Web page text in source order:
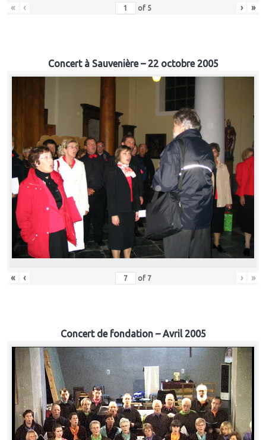
« ‹ of 5 › »
Concert à Sauvenière – 22 octobre 2005
« ‹ of 7 › »
Concert de fondation – Avril 2005